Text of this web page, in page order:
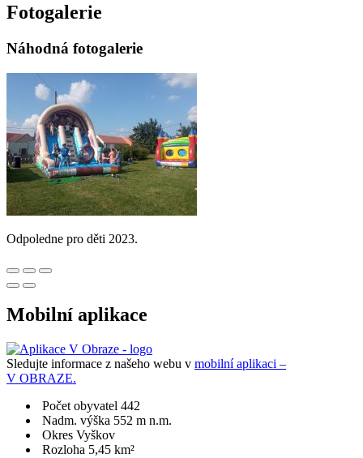
Fotogalerie
Náhodná fotogalerie
Odpoledne pro děti 2023.
Mobilní aplikace
Sledujte informace z našeho webu v mobilní aplikaci –
V OBRAZE.
Počet obyvatel 442
Nadm. výška 552 m n.m.
Okres Vyškov
Rozloha 5,45 km²